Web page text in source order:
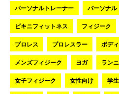
パーソナルトレーナー パーソナル
ビキニフィットネス フィジーク
プロレス プロレスラー ボデ
メンズフィジーク ヨガ ラン
女子フィジーク 女性向け 学